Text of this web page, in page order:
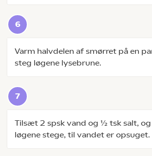
Varm halvdelen af smørret på en
steg løgene lysebrune.
Tilsæt 2 spsk vand og ½ tsk salt, og
løgene stege, til vandet er opsuget.